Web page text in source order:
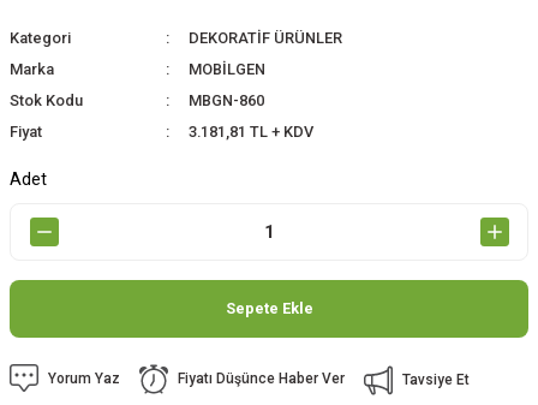
Kategori
DEKORATİF ÜRÜNLER
Marka
MOBİLGEN
Stok Kodu
MBGN-860
Fiyat
3.181,81 TL + KDV
Adet
Sepete Ekle
Yorum Yaz Fiyatı Düşünce Haber Ver Tavsiye Et